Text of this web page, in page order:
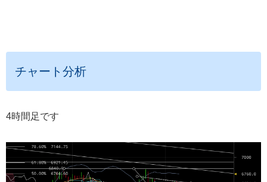
チャート分析
4時間足です